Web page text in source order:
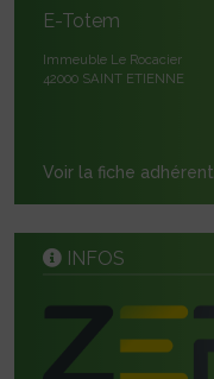
E-Totem
Immeuble Le Rocacier
42000 SAINT ETIENNE
Voir la fiche adhérent
INFOS